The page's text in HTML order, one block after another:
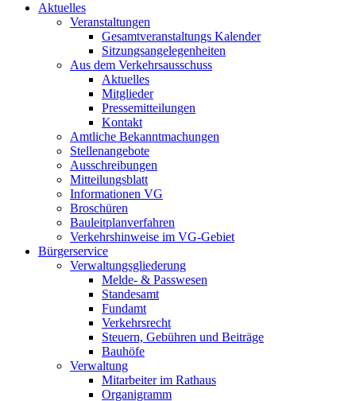
Aktuelles
Veranstaltungen
Gesamtveranstaltungs Kalender
Sitzungsangelegenheiten
Aus dem Verkehrsausschuss
Aktuelles
Mitglieder
Pressemitteilungen
Kontakt
Amtliche Bekanntmachungen
Stellenangebote
Ausschreibungen
Mitteilungsblatt
Informationen VG
Broschüren
Bauleitplanverfahren
Verkehrshinweise im VG-Gebiet
Bürgerservice
Verwaltungsgliederung
Melde- & Passwesen
Standesamt
Fundamt
Verkehrsrecht
Steuern, Gebühren und Beiträge
Bauhöfe
Verwaltung
Mitarbeiter im Rathaus
Organigramm